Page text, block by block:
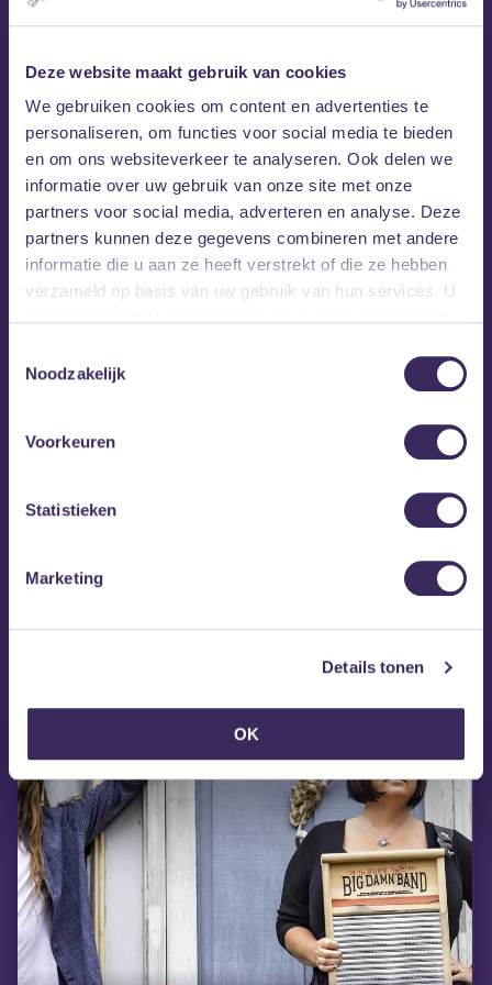
Deze website maakt gebruik van cookies
We gebruiken cookies om content en advertenties te
personaliseren, om functies voor social media te bieden
en om ons websiteverkeer te analyseren. Ook delen we
informatie over uw gebruik van onze site met onze
partners voor social media, adverteren en analyse. Deze
partners kunnen deze gegevens combineren met andere
informatie die u aan ze heeft verstrekt of die ze hebben
verzameld op basis van uw gebruik van hun services. U
Noodzakelijk
Voorkeuren
Statistieken
Marketing
Details tonen
OK